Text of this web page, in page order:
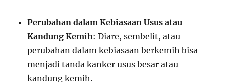
Perubahan dalam Kebiasaan Usus atau
Kandung Kemih: Diare, sembelit, atau
perubahan dalam kebiasaan berkemih bisa
menjadi tanda kanker usus besar atau
kandung kemih.